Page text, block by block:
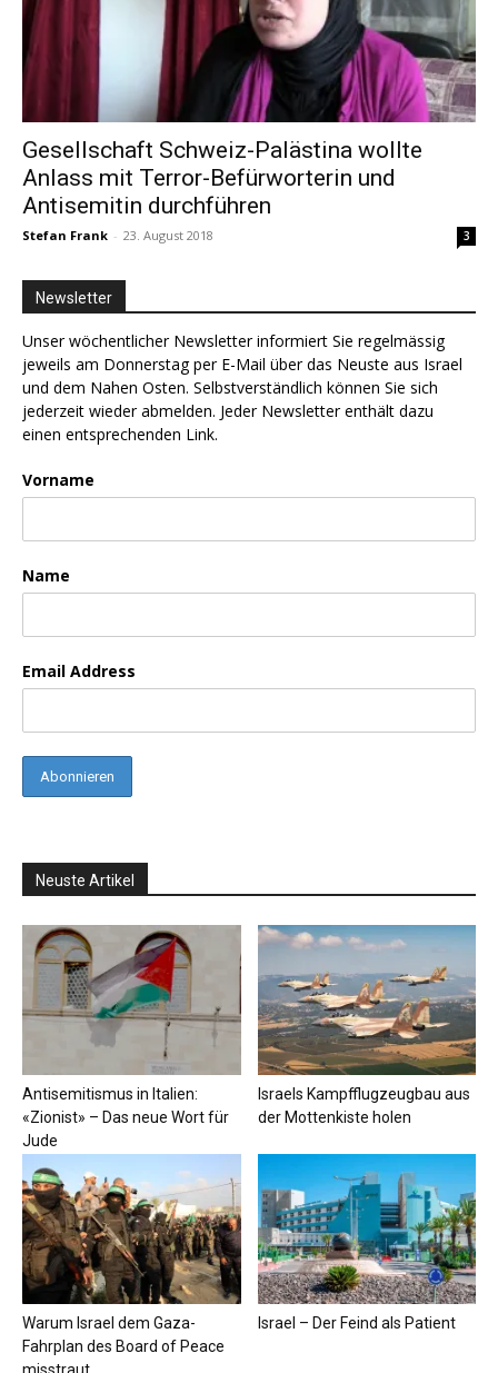
Gesellschaft Schweiz-Palästina wollte
Anlass mit Terror-Befürworterin und
Antisemitin durchführen
Stefan Frank - 23. August 2018 3
Newsletter
Unser wöchentlicher Newsletter informiert Sie regelmässig
jeweils am Donnerstag per E-Mail über das Neuste aus Israel
und dem Nahen Osten. Selbstverständlich können Sie sich
jederzeit wieder abmelden. Jeder Newsletter enthält dazu
einen entsprechenden Link.
Vorname
Name
Email Address
Neuste Artikel
Antisemitismus in Italien:
«Zionist» – Das neue Wort für
Jude
Israels Kampfflugzeugbau aus
der Mottenkiste holen
Warum Israel dem Gaza-
Fahrplan des Board of Peace
Israel – Der Feind als Patient